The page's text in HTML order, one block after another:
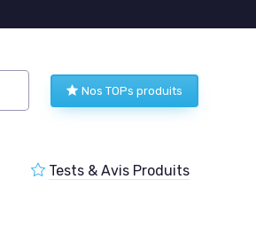
Nos TOPs produits
Tests & Avis Produits